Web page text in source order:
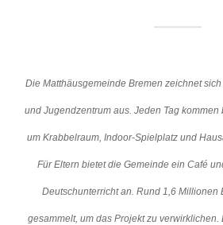
Die Matthäusgemeinde Bremen zeichnet
und Jugendzentrum aus. Jeden Tag kommen
um Krabbelraum, Indoor-Spielplatz und
Für Eltern bietet die Gemeinde ein Café
Deutschunterricht an. Rund 1,6 Millionen
gesammelt, um das Projekt zu verwirklichen.